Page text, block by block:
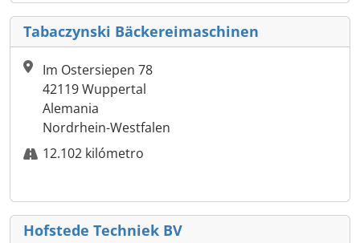
Tabaczynski Bäckereimaschinen
Im Ostersiepen 78
42119 Wuppertal
Alemania
Nordrhein-Westfalen
12.102 kilómetro
Hofstede Techniek BV